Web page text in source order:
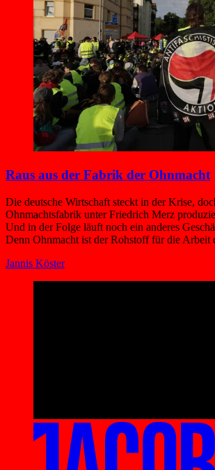
Raus aus der Fabrik der Ohnmacht
Die deutsche Wirtschaft steckt in der Krise,
Ohnmachtsfabrik unter Friedrich Merz
Und in der Folge läuft noch ein anderes
Denn Ohnmacht ist der Rohstoff für die Arbeit
Jannis Köster